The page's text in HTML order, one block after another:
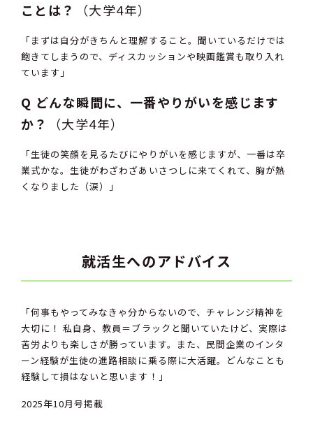
ことは？
（大学4年）
「まずは自分がきちんと理解すること。聞いているだけでは
飽きてしまうので、ディスカッションや映画鑑賞も取り入れ
ています」
Q どんな瞬間に、一番やりがいを感じます
か？
（大学4年）
「生徒の笑顔を見るたびにやりがいを感じますが、一番は卒
業式かな。生徒がわざわざあいさつしに来てくれて、胸が熱
くなりました（涙）」
就活生へのアドバイス
「何事もやってみなきゃ分からないので、チャレンジ精神を
大切に！ 私自身、教員＝ブラックと聞いていたけど、実際は
苦労よりも楽しさが勝っています。また、民間企業のインタ
ーン経験が生徒の進路相談に乗る際に大活躍。どんなことも
経験して損はないと思います！」
2025年10月号掲載